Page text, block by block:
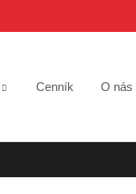
Cenník O nás